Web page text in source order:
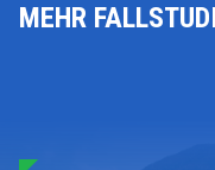
MEHR